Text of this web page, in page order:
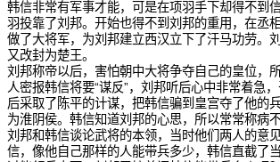
韩信非常有军事才能，可是在项羽手下却得不到
羽投靠了刘邦。开始也得不到刘邦的重用，在丞
做了大将军，为刘邦建立西汉立下了汗马功劳。
又改封为楚王。
刘邦称帝以后，害怕朝中大将争夺自己的皇位，
人密报韩信将要“谋反”，刘邦听后心中非常着急
后采取了陈平的计谋，把韩信骗到皇宫夺了他的
为淮阴侯。韩信知道刘邦的心思，所以常常称病
刘邦和韩信谈论武将的本领，当时他们两人的意
信，像他自己那样的人能带兵多少，韩信直截了